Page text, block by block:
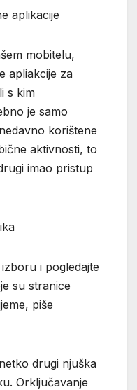
aplikacije
mobitelu,
apliakcije za
s kim
je samo
korištene
aktivnosti, to
imao pristup
i pogledajte
su stranice
piše
drugi njuška
Orključavanje